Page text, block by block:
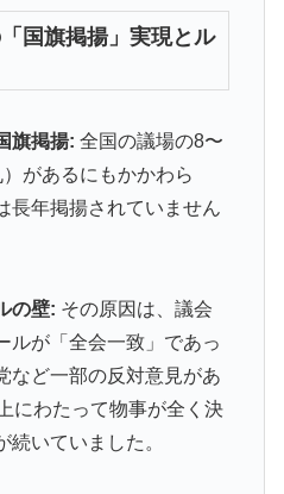
国旗掲揚」実現とル
旗掲揚: 全国の議場の8〜
があるにもかかわら
長年掲揚されていません
の壁: その原因は、議会
ルが「全会一致」であっ
など一部の反対意見があ
にわたって物事が全く決
続いていました。